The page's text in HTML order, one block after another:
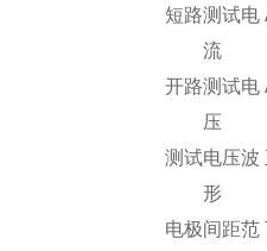
短路测试电
流
开路测试电
压
测试电压波
形
电极间距范